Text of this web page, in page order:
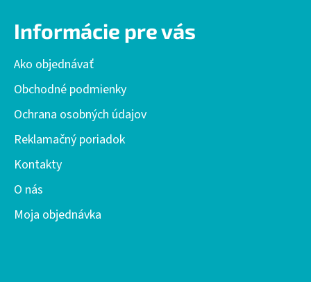
Informácie pre vás
Ako objednávať
Obchodné podmienky
Ochrana osobných údajov
Reklamačný poriadok
Kontakty
O nás
Moja objednávka